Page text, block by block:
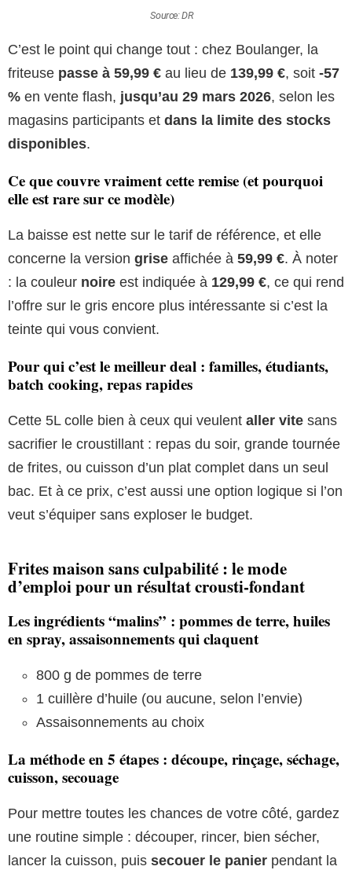
Source: DR
C’est le point qui change tout : chez Boulanger, la
friteuse passe à 59,99 € au lieu de 139,99 €, soit -57
% en vente flash, jusqu’au 29 mars 2026, selon les
magasins participants et dans la limite des stocks
disponibles.
Ce que couvre vraiment cette remise (et pourquoi
elle est rare sur ce modèle)
La baisse est nette sur le tarif de référence, et elle
concerne la version grise affichée à 59,99 €. À noter
: la couleur noire est indiquée à 129,99 €, ce qui rend
l’offre sur le gris encore plus intéressante si c’est la
teinte qui vous convient.
Pour qui c’est le meilleur deal : familles, étudiants,
batch cooking, repas rapides
Cette 5L colle bien à ceux qui veulent aller vite sans
sacrifier le croustillant : repas du soir, grande tournée
de frites, ou cuisson d’un plat complet dans un seul
bac. Et à ce prix, c’est aussi une option logique si l’on
veut s’équiper sans exploser le budget.
Frites maison sans culpabilité : le mode
d’emploi pour un résultat crousti-fondant
Les ingrédients “malins” : pommes de terre, huiles
en spray, assaisonnements qui claquent
800 g de pommes de terre
1 cuillère d’huile (ou aucune, selon l’envie)
Assaisonnements au choix
La méthode en 5 étapes : découpe, rinçage, séchage,
cuisson, secouage
Pour mettre toutes les chances de votre côté, gardez
une routine simple : découper, rincer, bien sécher,
lancer la cuisson, puis secouer le panier pendant la